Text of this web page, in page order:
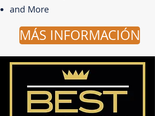
and More
MÁS INFORMACIÓN